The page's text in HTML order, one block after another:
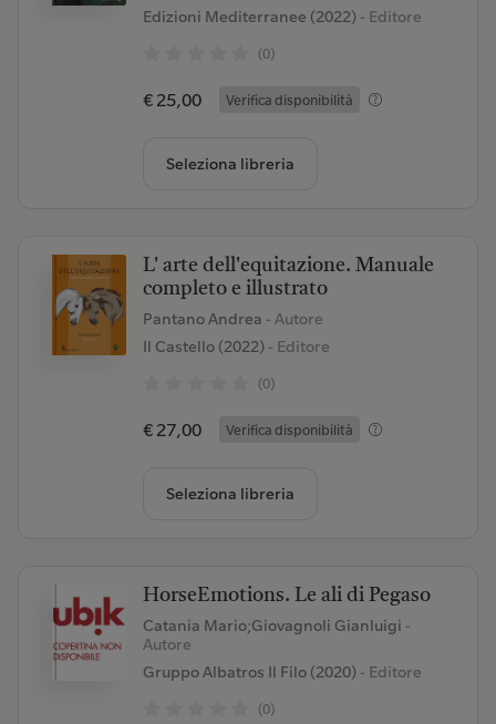
Edizioni Mediterranee (2022)- Editore
(0)
€ 25,00 Verifica disponibilità
Seleziona libreria
L' arte dell'equitazione. Manuale
completo e illustrato
Pantano Andrea - Autore
Il Castello (2022)- Editore
(0)
€ 27,00 Verifica disponibilità
Seleziona libreria
HorseEmotions. Le ali di Pegaso
Catania Mario;Giovagnoli Gianluigi -
Autore
Gruppo Albatros Il Filo (2020)- Editore
(0)